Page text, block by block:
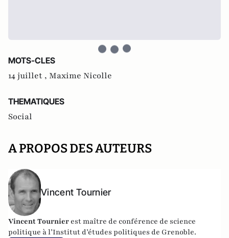
MOTS-CLES
14 juillet , Maxime Nicolle
THEMATIQUES
Social
A PROPOS DES AUTEURS
Vincent Tournier
Vincent Tournier est maître de conférence de science
politique à l’Institut d’études politiques de Grenoble.